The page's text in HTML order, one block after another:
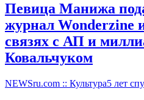
Певица Манижа
журнал Wonderzine
связях с АП и
Ковальчуком
NEWSru.com :: Культура5 лет